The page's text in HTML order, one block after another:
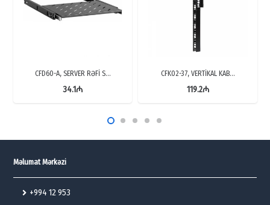
CFD60-A, SERVER RƏFİ S…
34.1₼
CFK02-37, VERTİKAL KAB…
119.2₼
Məlumat Mərkəzi
+994 12 953